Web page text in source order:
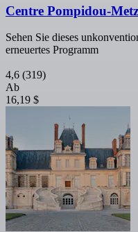
Centre Pompidou-
Sehen Sie dieses
erneuertes Programm
4,6 (319)
Ab
16,19 $